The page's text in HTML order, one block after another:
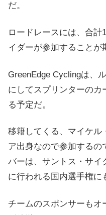
だ。
ロードレースには、合計
イダーが参加することが
GreenEdge Cyclingは、
にしてスプリンターのカ
る予定だ。
移籍してくる、マイケル
ア出身なので参加するの
バーは、サントス・サイ
に行われる国内選手権に
チームのスポンサーもオ